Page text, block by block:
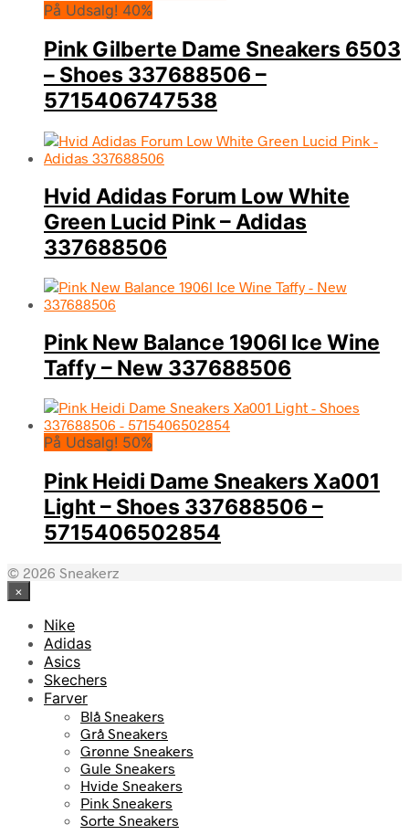
På Udsalg! 40%
Pink Gilberte Dame Sneakers 6503
– Shoes 337688506 –
5715406747538
Hvid Adidas Forum Low White
Green Lucid Pink – Adidas
337688506
Pink New Balance 1906l Ice Wine
Taffy – New 337688506
På Udsalg! 50%
Pink Heidi Dame Sneakers Xa001
Light – Shoes 337688506 –
5715406502854
© 2026 Sneakerz
×
Nike
Adidas
Asics
Skechers
Farver
Blå Sneakers
Grå Sneakers
Grønne Sneakers
Gule Sneakers
Hvide Sneakers
Pink Sneakers
Sorte Sneakers